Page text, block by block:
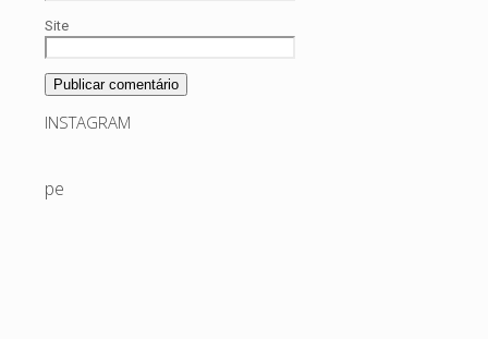
Site
INSTAGRAM
pedaiseefeitos